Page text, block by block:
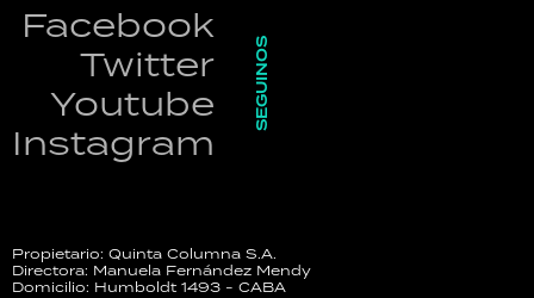
Facebook
Twitter
Youtube
Instagram
SEGUINOS
Propietario: Quinta Columna S.A.
Directora: Manuela Fernández Mendy
Domicilio: Humboldt 1493 - CABA